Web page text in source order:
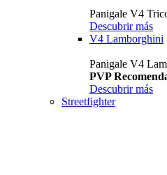
Panigale V4
Descubrir más
V4 Lamborghini
Panigale V4
PVP
Descubrir más
Streetfighter